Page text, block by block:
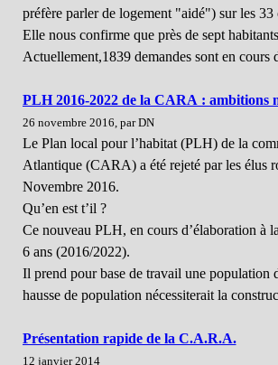
préfère parler de logement "aidé") sur les
Elle nous confirme que près de sept
Actuellement,1839 demandes sont en
PLH 2016-2022 de la CARA : ambitions
26 novembre 2016, par DN
Le Plan local pour l’habitat (PLH) de la
Atlantique (CARA) a été rejeté par les élus
Novembre 2016.
Qu’en est t’il ?
Ce nouveau PLH, en cours d’élaboration
6 ans (2016/2022).
Il prend pour base de travail une population
hausse de population nécessiterait la
Présentation rapide de la C.A.R.A.
12 janvier 2014